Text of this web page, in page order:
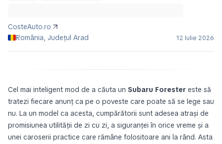
CosteAuto.ro
România, Județul Arad
12 Iulie 2026
Cel mai inteligent mod de a căuta un Subaru Forester este să
tratezi fiecare anunț ca pe o poveste care poate să se lege sau
nu. La un model ca acesta, cumpărătorii sunt adesea atrași de
promisiunea utilității de zi cu zi, a siguranței în orice vreme și a
unei caroserii practice care rămâne folositoare ani la rând. Asta